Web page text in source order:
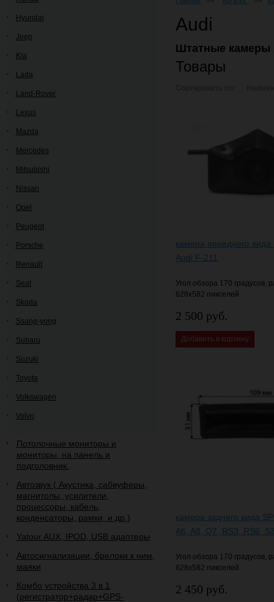
Hyundai
Jeep
Kia
Lada
Land-Rover
Lexus
Mazda
Mercedes
Mitsubishi
Nissan
Opel
Peugeot
Porsche
Renault
Seat
Skoda
Ssang-yong
Subaru
Suzuki
Toyota
Volkswagen
Volvo
Потолочные мониторы и
мониторы, на панель и
подголовник.
Автозвук ( Акустика, сабвуферы,
магнитолы, усилители,
процессоры, кабель,
конденсаторы, рамки, и др.)
Yatour AUX, IPOD, USB адаптеры
Автосигнализации, брелоки к ним,
маяки
Комбо устройства 3 в 1
(регистратор+радар+GPS-
Audi
Штатные камеры
Товары
камера переднего
Audi F-211
Угол обзора 170 градусов,
628х582 пикселей
2 500 руб.
Добавить в корзину
камера заднего вида
A6, A8, Q7, RS3, RS6,
Угол обзора 170 градусов,
628х582 пикселей
2 450 руб.